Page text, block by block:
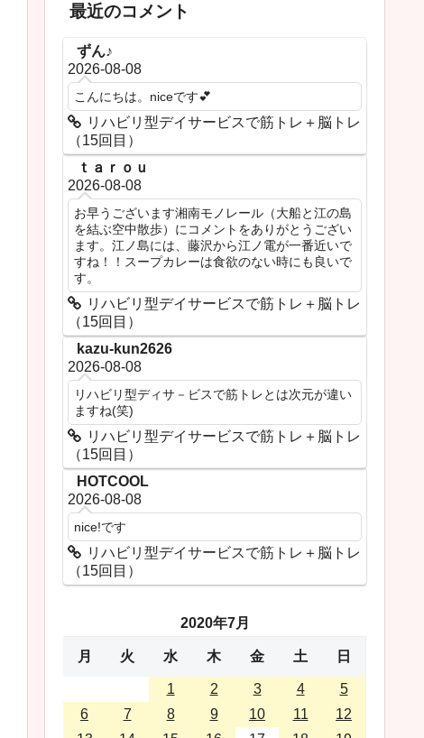
最近のコメント
ずん♪
2026-08-08
こんにちは。niceです💕
リハビリ型デイサービスで筋トレ＋脳トレ
（15回目）
ｔａｒｏｕ
2026-08-08
お早うございます湘南モノレール（大船と江の島
を結ぶ空中散歩）にコメントをありがとうござい
ます。江ノ島には、藤沢から江ノ電が一番近いで
すね！！スープカレーは食欲のない時にも良いで
す。
リハビリ型デイサービスで筋トレ＋脳トレ
（15回目）
kazu-kun2626
2026-08-08
リハビリ型ディサ－ビスで筋トレとは次元が違い
ますね(笑)
リハビリ型デイサービスで筋トレ＋脳トレ
（15回目）
HOTCOOL
2026-08-08
nice!です
リハビリ型デイサービスで筋トレ＋脳トレ
（15回目）
2020年7月
月 火 水 木 金 土 日
1 2 3 4
5
6
7 8 9 10 11
12